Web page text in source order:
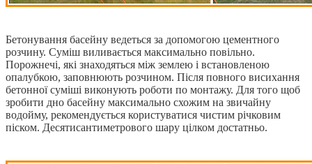
Бетонування басейну ведеться за допомогою цементного
розчину. Суміш виливається максимально повільно.
Порожнечі, які знаходяться між землею і встановленою
опалубкою, заповнюють розчином. Після повного висихання
бетонної суміші виконують роботи по монтажу. Для того щоб
зробити дно басейну максимально схожим на звичайну
водойму, рекомендується користуватися чистим річковим
піском. Десятисантиметрового шару цілком достатньо.